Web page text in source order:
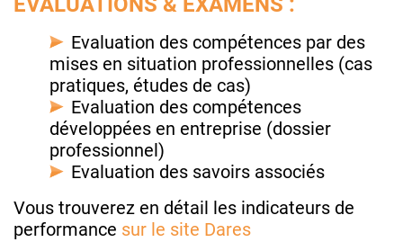
Evaluation des compétences par des
mises en situation professionnelles (cas
pratiques, études de cas)
Evaluation des compétences
développées en entreprise (dossier
professionnel)
Evaluation des savoirs associés
Vous trouverez en détail les indicateurs de
performance sur le site Dares